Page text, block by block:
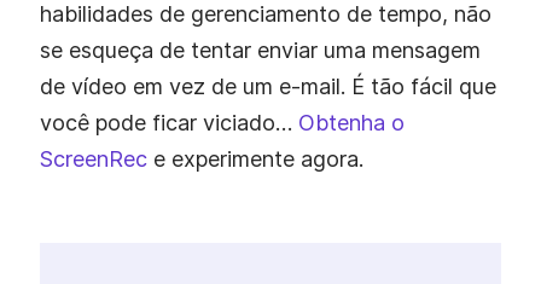
habilidades de gerenciamento de tempo, não
se esqueça de tentar enviar uma mensagem
de vídeo em vez de um e-mail. É tão fácil que
você pode ficar viciado… Obtenha o
ScreenRec e experimente agora.